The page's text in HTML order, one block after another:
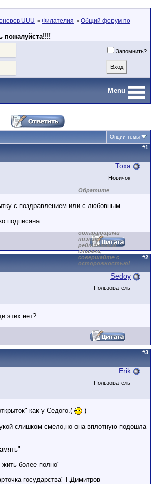
UUU > Филателия > Общий форум по
пожалуйста!!!!
Запомнить?
Menu
Опции темы
#1
Тоха
Новичок
Обратите
внимание на
маленький стаж
пользователя на
обладающими
низким
рейтингом и
стажем,
совершайте с
осторожностью!
с поздравлением или с любовным
подписана
#2
Sedoy
Пользователь
этих нет?
#3
Erik
Пользователь
как у Седого.(
)
слишком смело,но она вплотную подошла
более полно"
государства" Г.Димитров